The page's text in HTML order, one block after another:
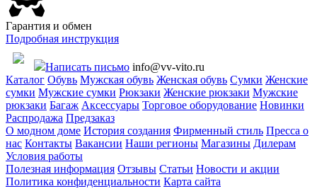
Гарантия и обмен
Подробная инструкция
Написать письмо info@vv-vito.ru
Каталог Обувь Мужская обувь Женская обувь Сумки Женские
сумки Мужские сумки Рюкзаки Женские рюкзаки Мужские
рюкзаки Багаж Аксессуары Торговое оборудование Новинки
Распродажа Предзаказ
О модном доме История создания Фирменный стиль Пресса о
нас Контакты Вакансии Наши регионы Магазины Дилерам
Условия работы
Полезная информация Отзывы Статьи Новости и акции
Политика конфиденциальности Карта сайта